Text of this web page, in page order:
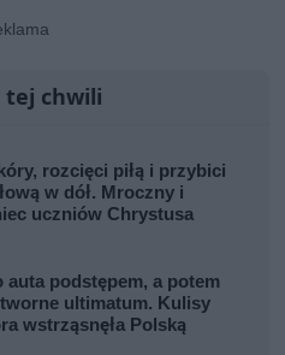
tej chwili
rozcięci piłą i przybici
w dół. Mroczny i
uczniów Chrystusa
auta podstępem, a potem
ultimatum. Kulisy
wstrząsnęła Polską